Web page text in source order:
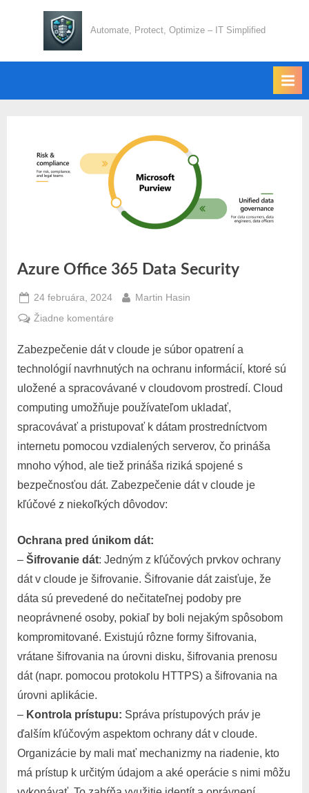
Automate, Protect, Optimize – IT Simplified
Azure Office 365 Data Security
Posted
on
24 februára, 2024 By
Martin Hasin
Žiadne komentáre
Office
365
Data
Zabezpečenie dát v cloude je súbor opatrení a
technológií navrhnutých na ochranu informácií, ktoré sú
uložené a spracovávané v cloudovom prostredí. Cloud
computing umožňuje používateľom ukladať,
spracovávať a pristupovať k dátam prostredníctvom
internetu pomocou vzdialených serverov, čo prináša
mnoho výhod, ale tiež prináša riziká spojené s
bezpečnosťou dát. Zabezpečenie dát v cloude je
kľúčové z niekoľkých dôvodov:
Ochrana pred únikom dát:
– Šifrovanie dát: Jedným z kľúčových prvkov ochrany
dát v cloude je šifrovanie. Šifrovanie dát zaisťuje, že
dáta sú prevedené do nečitateľnej podoby pre
neoprávnené osoby, pokiaľ by boli nejakým spôsobom
kompromitované. Existujú rôzne formy šifrovania,
vrátane šifrovania na úrovni disku, šifrovania prenosu
dát (napr. pomocou protokolu HTTPS) a šifrovania na
úrovni aplikácie.
– Kontrola prístupu: Správa prístupových práv je
ďalším kľúčovým aspektom ochrany dát v cloude.
Organizácie by mali mať mechanizmy na riadenie, kto
má prístup k určitým údajom a aké operácie s nimi môžu